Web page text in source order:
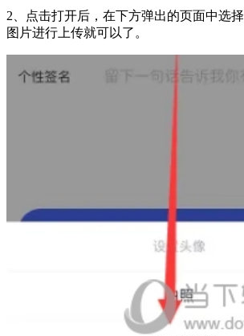
2、点击打开后，在下方弹出的页面中选
图片进行上传就可以了。